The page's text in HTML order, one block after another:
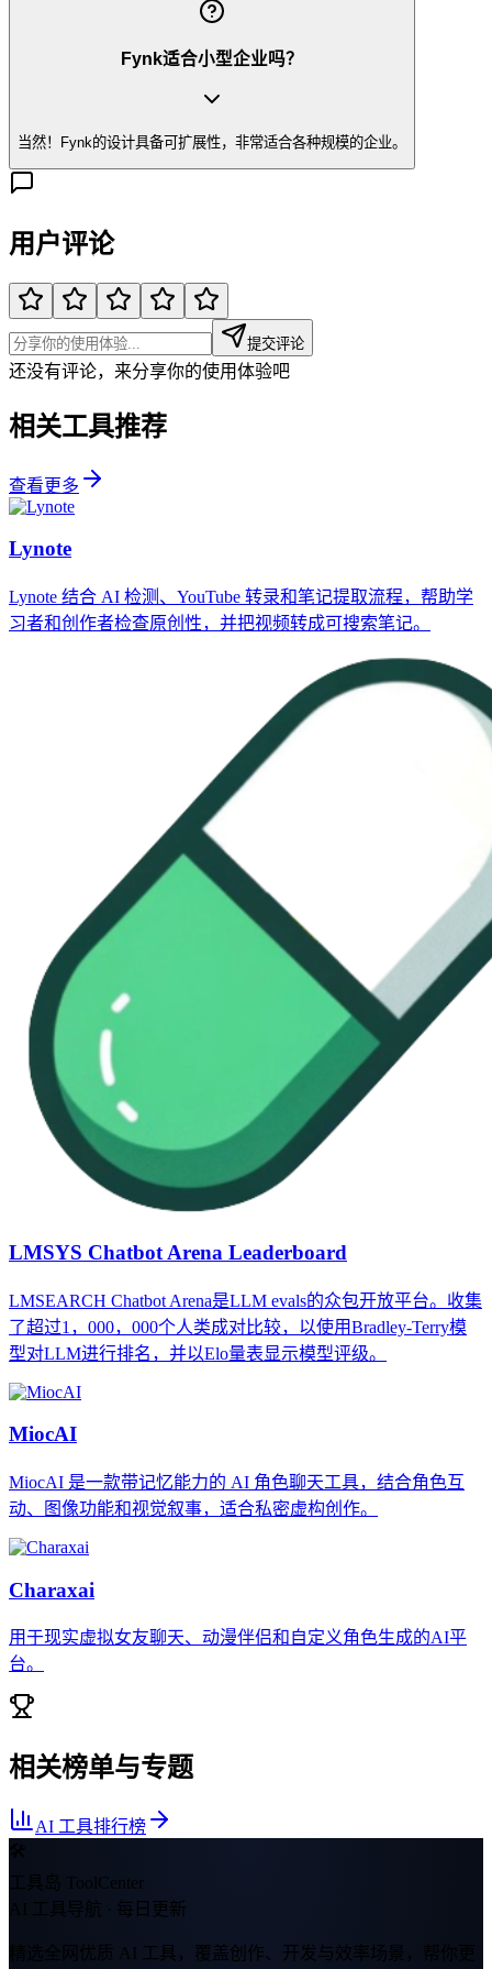
Fynk适合小型企业吗？
当然！Fynk的设计具备可扩展性，非常适合各种规模的企业。
用户评论
提交评论
还没有评论，来分享你的使用体验吧
相关工具推荐
查看更多
Lynote
Lynote 结合 AI 检测、YouTube 转录和笔记提取流程，帮助学
习者和创作者检查原创性，并把视频转成可搜索笔记。
LMSYS Chatbot Arena Leaderboard
LMSEARCH Chatbot Arena是LLM evals的众包开放平台。收集
了超过1，000，000个人类成对比较，以使用Bradley-Terry模
型对LLM进行排名，并以Elo量表显示模型评级。
MiocAI
MiocAI 是一款带记忆能力的 AI 角色聊天工具，结合角色互
动、图像功能和视觉叙事，适合私密虚构创作。
Charaxai
用于现实虚拟女友聊天、动漫伴侣和自定义角色生成的AI平
台。
相关榜单与专题
AI 工具排行榜
🛠
工具岛 ToolCenter
AI 工具导航 · 每日更新
精选全网优质 AI 工具，覆盖创作、开发与效率场景，帮你更